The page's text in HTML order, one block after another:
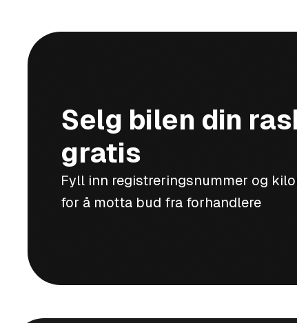
Selg bilen din
gratis
Fyll inn registreringsnummer og
for å motta bud fra forhandlere